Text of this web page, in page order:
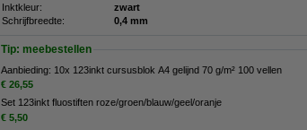
Inktkleur:
zwart
Schrijfbreedte:
0,4 mm
Tip: meebestellen
Aanbieding: 10x 123inkt cursusblok A4 gelijnd 70 g/m² 100 vellen
€ 26,55
Set 123inkt fluostiften roze/groen/blauw/geel/oranje
€ 5,50